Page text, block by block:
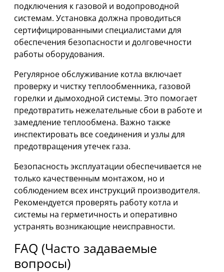
подключения к газовой и водопроводной
системам. Установка должна проводиться
сертифицированными специалистами для
обеспечения безопасности и долговечности
работы оборудования.
Регулярное обслуживание котла включает
проверку и чистку теплообменника, газовой
горелки и дымоходной системы. Это помогает
предотвратить нежелательные сбои в работе и
замедление теплообмена. Важно также
инспектировать все соединения и узлы для
предотвращения утечек газа.
Безопасность эксплуатации обеспечивается не
только качественным монтажом, но и
соблюдением всех инструкций производителя.
Рекомендуется проверять работу котла и
системы на герметичность и оперативно
устранять возникающие неисправности.
FAQ (Часто задаваемые
вопросы)